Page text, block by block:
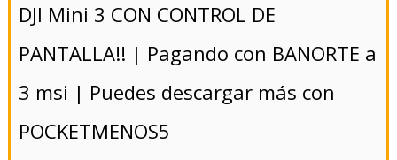
DJI Mini 3 CON CONTROL DE
PANTALLA!! | Pagando con BANORTE a
3 msi | Puedes descargar más con
POCKETMENOS5